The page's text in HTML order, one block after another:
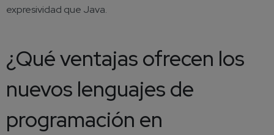
expresividad que Java.
¿Qué ventajas ofrecen los
nuevos lenguajes de
programación en